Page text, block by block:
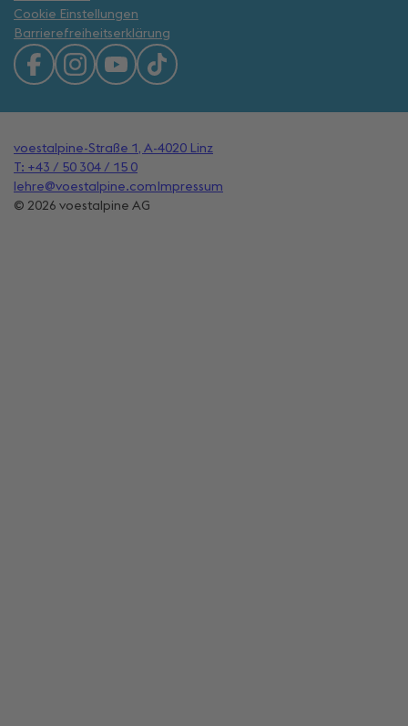
Cookie Einstellungen
Barrierefreiheitserklärung
© 2026 voestalpine AG
voestalpine-Straße 1, A-4020 Linz
T: +43 / 50 304 / 15 0
lehre@voestalpine.com Impressum